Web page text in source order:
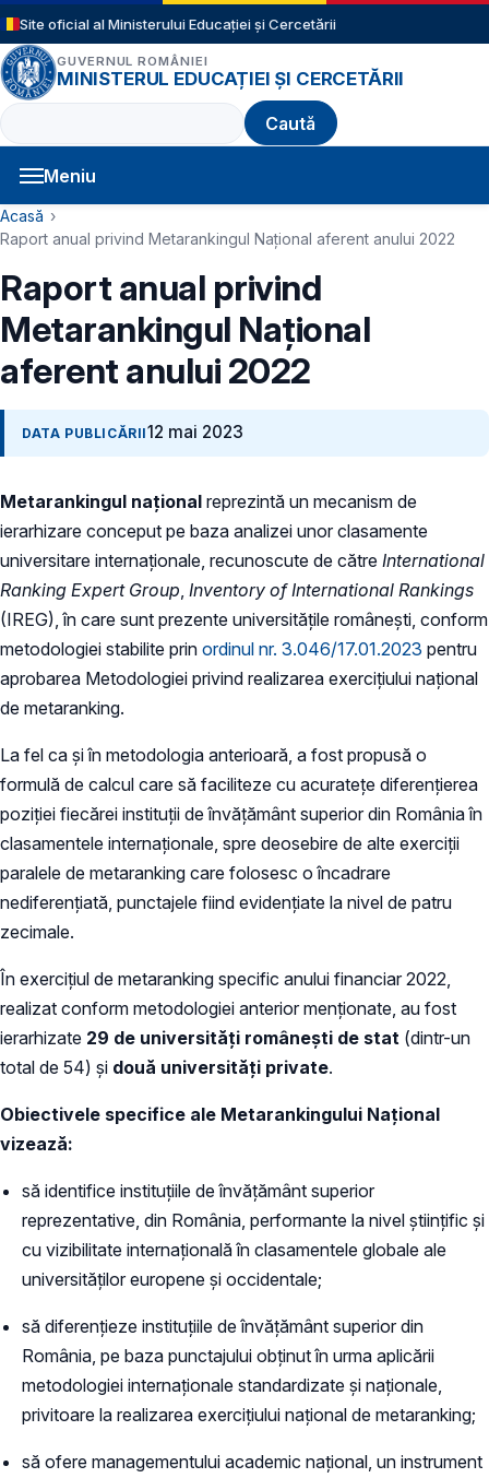
Sari la conținutul principal
Site oficial al Ministerului Educației și Cercetării
GUVERNUL ROMÂNIEI
MINISTERUL EDUCAȚIEI ȘI CERCETĂRII
Caută
Meniu
Navigație principală
Cale de navigare
Acasă
Raport anual privind Metarankingul Național aferent anului 2022
Raport anual privind
Metarankingul Național
aferent anului 2022
DATA PUBLICĂRII12 mai 2023
Metarankingul naţional reprezintă un mecanism de
ierarhizare conceput pe baza analizei unor clasamente
universitare internaţionale, recunoscute de către International
Ranking Expert Group Inventory of International Rankings
(IREG), în care sunt prezente universităţile româneşti, conform
metodologiei stabilite prin ordinul nr. 3.046/17.01.2023 pentru
aprobarea Metodologiei privind realizarea exerciţiului naţional
de metaranking.
La fel ca și în metodologia anterioară, a fost propusă o
formulă de calcul care să faciliteze cu acuratețe diferențierea
poziției fiecărei instituții de învățământ superior din România în
clasamentele internaționale, spre deosebire de alte exerciții
paralele de metaranking care folosesc o încadrare
nediferențiată, punctajele fiind evidențiate la nivel de patru
zecimale.
În exercițiul de metaranking specific anului financiar 2022,
realizat conform metodologiei anterior menționate, au fost
ierarhizate 29 de universități românești de stat (dintr-un
total de 54) și două universități private.
Obiectivele specifice ale Metarankingului Național
vizează:
să identifice instituțiile de învățământ superior
reprezentative, din România, performante la nivel științific și
cu vizibilitate internațională în clasamentele globale ale
universităților europene și occidentale;
să diferențieze instituțiile de învățământ superior din
România, pe baza punctajului obținut în urma aplicării
metodologiei internaționale standardizate și naționale,
privitoare la realizarea exercițiului național de metaranking;
să ofere managementului academic național, un instrument